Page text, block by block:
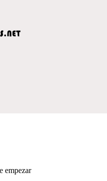
empezar